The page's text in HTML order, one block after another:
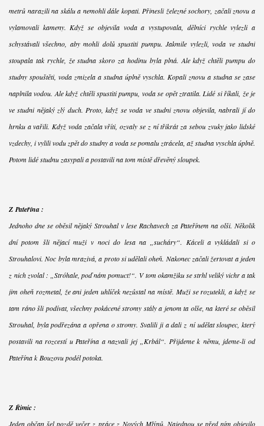
metrů narazili na skálu a nemohli dále kopati. Přinesli železné sochory, začali znovu a
vylamovali kameny. Když se objevila voda a vystupovala, dělníci rychle vylezli a
schystávali všechno, aby mohli dolů spustiti pumpu. Jakmile vylezli, voda ve studni
stoupala tak rychle, že studna skoro za hodinu byla plná. Ale když chtěli pumpu do
studny spouštěti, voda zmizela a studna úplně vyschla. Kopali znovu a studna se zase
naplnila vodou. Ale když chtěli spustiti pumpu, voda se opět ztratila. Lidé si říkali, že je
ve studni nějaký zlý duch. Proto, když se voda ve studni znovu objevila, nabrali jí do
hrnku a vařili. Když voda začala vříti, ozvaly se z ní třikrát za sebou zvuky jako lidské
vzdechy, i vylili vodu zpět do studny a voda se pomalu ztrácela, až studna vyschla úplně.
Potom lidé studnu zasypali a postavili na tom místě dřevěný sloupek.
Z Pateřína :
Jednoho dne se oběsil nějaký Strouhal v lese Rachavech za Pateřínem na olši. Několik
dní potom šli nějací muži v noci do lesa na „sucháry“. Káceli a vykládali si o
Strouhalovi. Noc byla mrazivá, a proto si udělali oheň. Nakonec začali žertovat a jeden
z nich zvolal : „Stróhale, poď nám pomuct!“. V tom okamžiku se strhl veliký vichr a tak
jim oheň rozmetal, že ani jeden uhlíček nezůstal na místě. Muži se rozutekli, a když se
tam ráno šli podívat, všechny pokácené stromy stály a jenom ta olše, na které se oběsil
Strouhal, byla podřezána a opřena o stromy. Svalili ji a dali z ní udělat sloupec, který
postavili na rozcestí u Pateřína a nazvali jej „Krbál“. Přijdeme k němu, jdeme-li od
Pateřína k Bouzovu podél potoka.
Z Řimic :
Jeden občan šel pozdě večer z práce z Nových Mlýnů. Najednou se před ním objevilo